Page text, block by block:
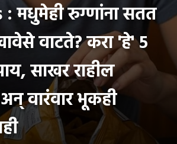
मधुमेही रुग्णांना सतत
वाटते? करा 'हे' ५
साखर राहील
वारंवार भूकही